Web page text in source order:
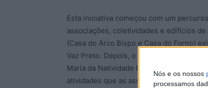
Nós e os nossos
processamos
Esta iniciativa começou com um
associações, coletividades e edifícios
(Casa do Arco Bispo e Casa do Forno)
Vaz Preto. Depois, o encontro
Maria da Natividade Pires e Mário
atividades que as associações realizam